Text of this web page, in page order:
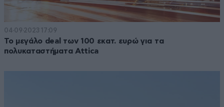
04·09·2023 17:09
Το μεγάλο deal των 100 εκατ. ευρώ για τα
πολυκαταστήματα Attica